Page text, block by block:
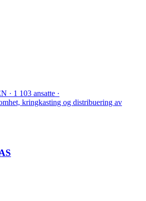
· 1 103 ansatte ·
kringkasting og distribuering av